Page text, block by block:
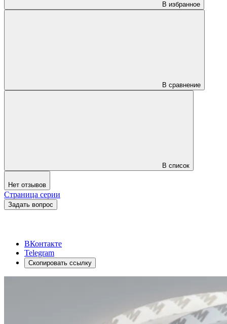
В избранное
В сравнение
В список
Нет отзывов
Страница серии
Задать вопрос
ВКонтакте
Telegram
Скопировать ссылку